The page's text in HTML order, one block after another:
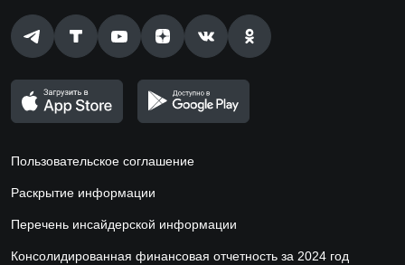
Пользовательское соглашение
Раскрытие информации
Перечень инсайдерской информации
Консолидированная финансовая отчетность за 2024 год